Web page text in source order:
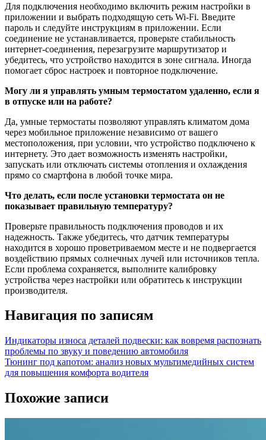
Для подключения необходимо включить режим настройки в
приложении и выбрать подходящую сеть Wi-Fi. Введите
пароль и следуйте инструкциям в приложении. Если
соединение не устанавливается, проверьте стабильность
интернет-соединения, перезагрузите маршрутизатор и
убедитесь, что устройство находится в зоне сигнала. Иногда
помогает сброс настроек и повторное подключение.
Могу ли я управлять умным термостатом удаленно, если я
в отпуске или на работе?
Да, умные термостаты позволяют управлять климатом дома
через мобильное приложение независимо от вашего
местоположения, при условии, что устройство подключено к
интернету. Это дает возможность изменять настройки,
запускать или отключать системы отопления и охлаждения
прямо со смартфона в любой точке мира.
Что делать, если после установки термостата он не
показывает правильную температуру?
Проверьте правильность подключения проводов и их
надежность. Также убедитесь, что датчик температуры
находится в хорошо проветриваемом месте и не подвергается
воздействию прямых солнечных лучей или источников тепла.
Если проблема сохраняется, выполните калибровку
устройства через настройки или обратитесь к инструкции
производителя.
Навигация по записям
Индикаторы износа деталей подвески: как вовремя распознать
проблемы по звуку и поведению автомобиля
Тюнинг под капотом: анализ новых мультимедийных систем
для повышения комфорта водителя
Похожие записи